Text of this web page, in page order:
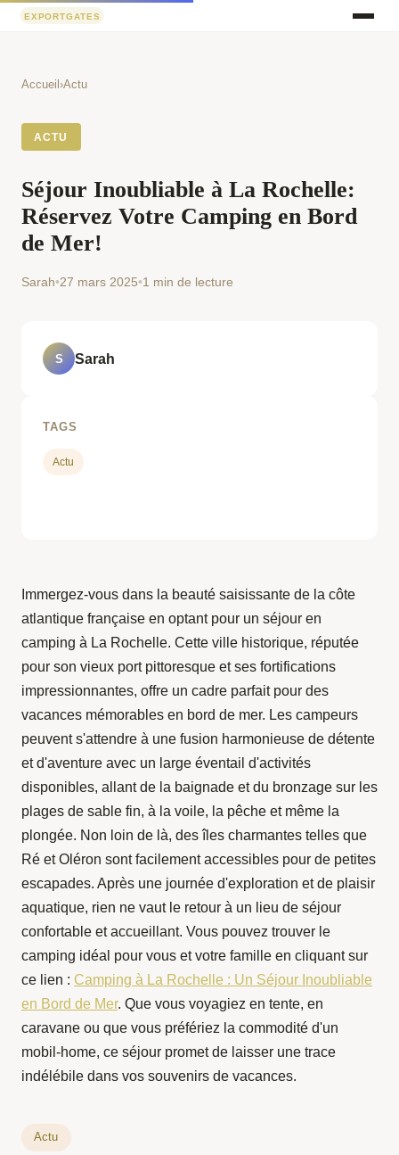
Accueil ›Actu
ACTU
Séjour Inoubliable à La Rochelle:
Réservez Votre Camping en Bord
de Mer!
Sarah•27 mars 2025•1 min de lecture
Immergez-vous dans la beauté saisissante de la côte
atlantique française en optant pour un séjour en
camping à La Rochelle. Cette ville historique, réputée
pour son vieux port pittoresque et ses fortifications
impressionnantes, offre un cadre parfait pour des
vacances mémorables en bord de mer. Les campeurs
peuvent s'attendre à une fusion harmonieuse de détente
et d'aventure avec un large éventail d'activités
disponibles, allant de la baignade et du bronzage sur les
plages de sable fin, à la voile, la pêche et même la
plongée. Non loin de là, des îles charmantes telles que
Ré et Oléron sont facilement accessibles pour de petites
escapades. Après une journée d'exploration et de plaisir
aquatique, rien ne vaut le retour à un lieu de séjour
confortable et accueillant. Vous pouvez trouver le
camping idéal pour vous et votre famille en cliquant sur
ce lien : Camping à La Rochelle : Un Séjour Inoubliable
en Bord de Mer. Que vous voyagiez en tente, en
caravane ou que vous préfériez la commodité d'un
mobil-home, ce séjour promet de laisser une trace
indélébile dans vos souvenirs de vacances.
Actu
S Sarah
TAGS
Actu